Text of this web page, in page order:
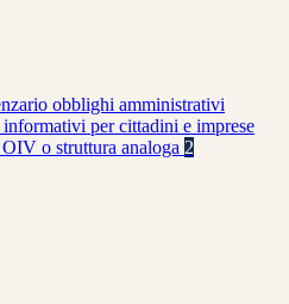
obblighi amministrativi
per cittadini e imprese
o struttura analoga 2